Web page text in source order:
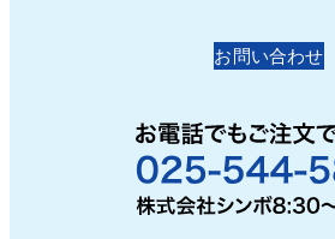
お問い合わせ